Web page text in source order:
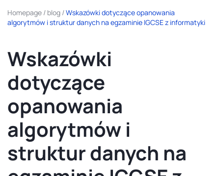
Homepage / blog /Wskazówki dotyczące opanowania
algorytmów i struktur danych na egzaminie IGCSE z informatyki
Wskazówki
dotyczące
opanowania
algorytmów i
struktur danych na